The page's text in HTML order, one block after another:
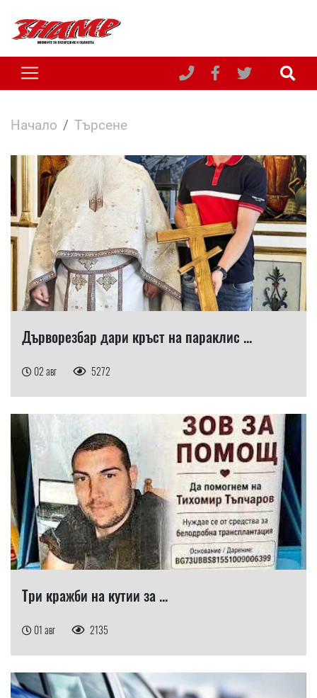
Начало Търсене
Дърворезбар дари кръст на параклис ...
02 авг 5272
Три кражби на кутии за ...
01 авг 2135